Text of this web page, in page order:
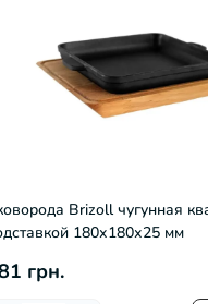
Brizoll чугунная
180х180х25 мм
грн.